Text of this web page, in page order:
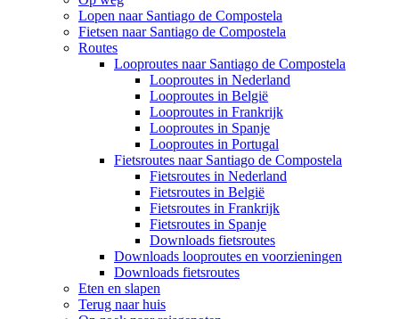
Lopen naar Santiago de Compostela
Fietsen naar Santiago de Compostela
Routes
Looproutes naar Santiago de Compostela
Looproutes in Nederland
Looproutes in België
Looproutes in Frankrijk
Looproutes in Spanje
Looproutes in Portugal
Fietsroutes naar Santiago de Compostela
Fietsroutes in Nederland
Fietsroutes in België
Fietsroutes in Frankrijk
Fietsroutes in Spanje
Downloads fietsroutes
Downloads looproutes en voorzieningen
Downloads fietsroutes
Eten en slapen
Terug naar huis